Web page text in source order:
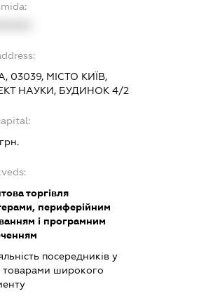
03039, МІСТО КИЇВ,
НАУКИ, БУДИНОК 4/2
торгівля
периферійним
і програмним
посередників у
товарами широкого